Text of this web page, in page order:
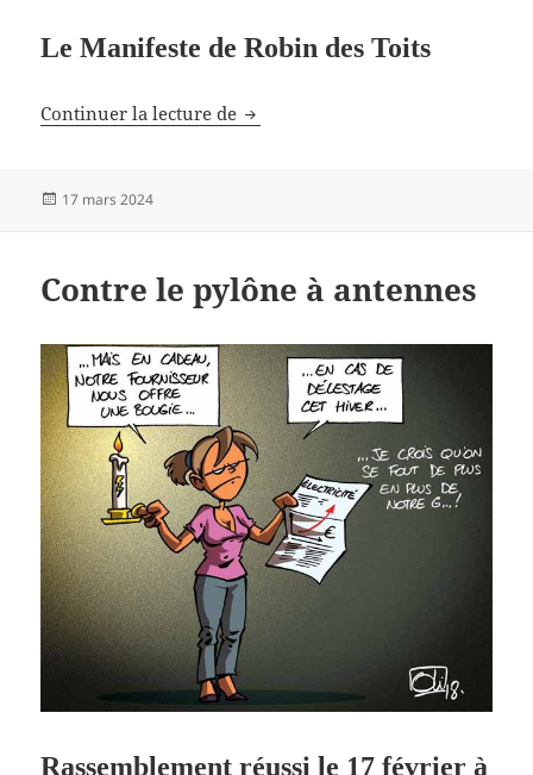
Le Manifeste de Robin des Toits
Continuer la lecture de Nous libérer du tout connecté
Publié
17 mars 2024
Contre le pylône à antennes
Rassemblement réussi le 17 février à